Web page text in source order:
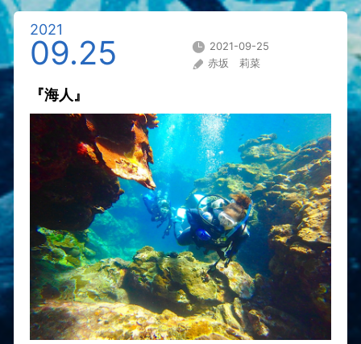
2021
09.25
2021-09-25
赤坂 莉菜
『海人』